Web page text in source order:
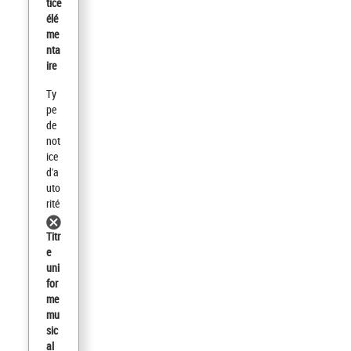
élé
me
nta
ire
Ty
pe
de
not
ice
d'a
uto
rité
Titr
e
uni
for
me
mu
sic
al